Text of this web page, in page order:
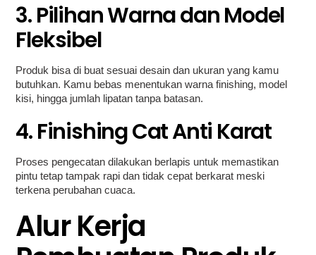
3. Pilihan Warna dan Model
Fleksibel
Produk bisa di buat sesuai desain dan ukuran yang kamu
butuhkan. Kamu bebas menentukan warna finishing, model
kisi, hingga jumlah lipatan tanpa batasan.
4. Finishing Cat Anti Karat
Proses pengecatan dilakukan berlapis untuk memastikan
pintu tetap tampak rapi dan tidak cepat berkarat meski
terkena perubahan cuaca.
Alur Kerja